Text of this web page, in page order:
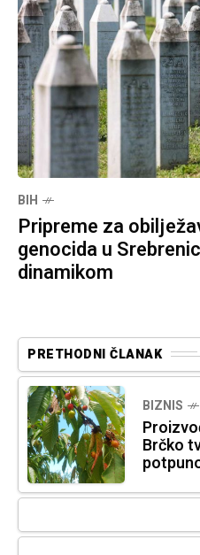
BIH
Pripreme za
genocida u
dinamikom
PRETHODNI ČLANAK
BIZNIS
Brčko